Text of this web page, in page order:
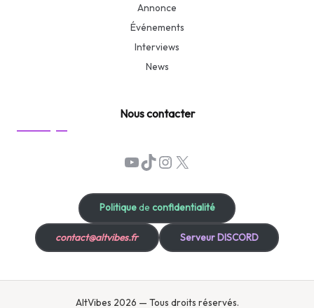
Annonce
Événements
Interviews
News
Nous contacter
YouTube
TikTok
Instagram
X
Politiquede confidentialité
contact@altvibes.fr Serveur DISCORD
AltVibes 2026 — Tous droits réservés.